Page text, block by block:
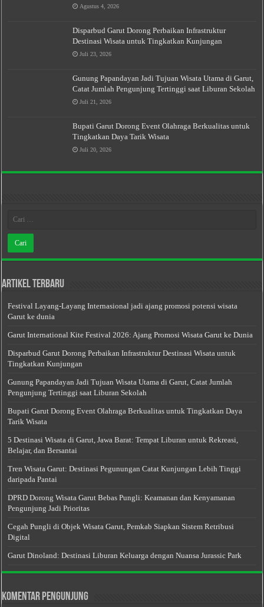
Agustus 4, 2026
Disparbud Garut Dorong Perbaikan Infrastruktur
Destinasi Wisata untuk Tingkatkan Kunjungan
Juli 23, 2026
Gunung Papandayan Jadi Tujuan Wisata Utama di Garut,
Catat Jumlah Pengunjung Tertinggi saat Liburan Sekolah
Juli 21, 2026
Bupati Garut Dorong Event Olahraga Berkualitas untuk
Tingkatkan Daya Tarik Wisata
Juli 20, 2026
Artikel Terbaru
Festival Layang-Layang Internasional jadi ajang promosi potensi wisata
Garut ke dunia
Garut International Kite Festival 2026: Ajang Promosi Wisata Garut ke Dunia
Disparbud Garut Dorong Perbaikan Infrastruktur Destinasi Wisata untuk
Tingkatkan Kunjungan
Gunung Papandayan Jadi Tujuan Wisata Utama di Garut, Catat Jumlah
Pengunjung Tertinggi saat Liburan Sekolah
Bupati Garut Dorong Event Olahraga Berkualitas untuk Tingkatkan Daya
Tarik Wisata
5 Destinasi Wisata di Garut, Jawa Barat: Tempat Liburan untuk Rekreasi,
Belajar, dan Bersantai
Tren Wisata Garut: Destinasi Pegunungan Catat Kunjungan Lebih Tinggi
daripada Pantai
DPRD Dorong Wisata Garut Bebas Pungli: Keamanan dan Kenyamanan
Pengunjung Jadi Prioritas
Cegah Pungli di Objek Wisata Garut, Pemkab Siapkan Sistem Retribusi
Digital
Garut Dinoland: Destinasi Liburan Keluarga dengan Nuansa Jurassic Park
Komentar Pengunjung